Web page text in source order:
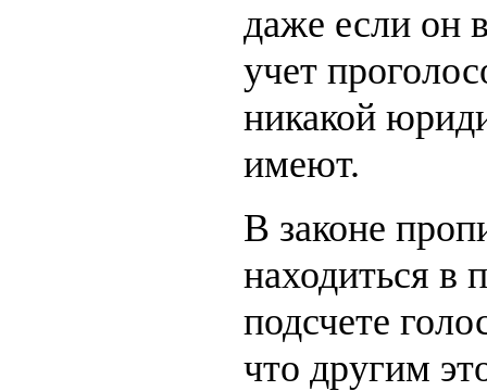
даже если он
учет
никакой
имеют.
В законе
находиться в
подсчете
что другим